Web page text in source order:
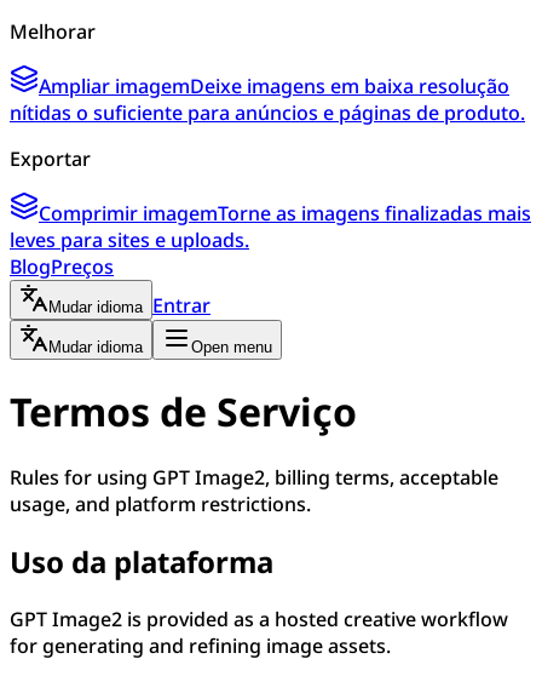
Melhorar
Ampliar imagemDeixe imagens em baixa resolução
nítidas o suficiente para anúncios e páginas de produto.
Exportar
Comprimir imagemTorne as imagens finalizadas mais
leves para sites e uploads.
BlogPreços
Mudar idioma Entrar
Mudar idioma Open menu
Termos de Serviço
Rules for using GPT Image2, billing terms, acceptable
usage, and platform restrictions.
Uso da plataforma
GPT Image2 is provided as a hosted creative workflow
for generating and refining image assets.